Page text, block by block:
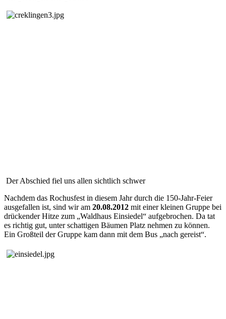
Der Abschied fiel uns allen sichtlich schwer
Nachdem das Rochusfest in diesem Jahr durch die 150-Jahr-Feier
ausgefallen ist, sind wir am 20.08.2012 mit einer kleinen Gruppe bei
drückender Hitze zum „Waldhaus Einsiedel“ aufgebrochen. Da tat
es richtig gut, unter schattigen Bäumen Platz nehmen zu können.
Ein Großteil der Gruppe kam dann mit dem Bus „nach gereist“.